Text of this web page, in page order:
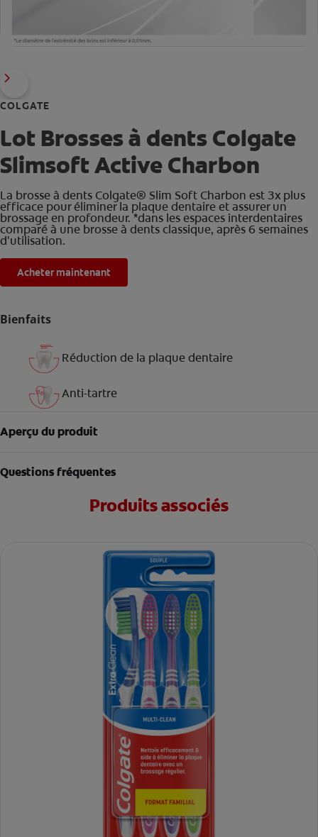
COLGATE
Lot Brosses à dents Colgate
Slimsoft Active Charbon
La brosse à dents Colgate® Slim Soft Charbon est 3x plus
efficace pour éliminer la plaque dentaire et assurer un
brossage en profondeur. *dans les espaces interdentaires
comparé à une brosse à dents classique, après 6 semaines
d'utilisation.
Acheter maintenant
Bienfaits
Réduction de la plaque dentaire
Anti-tartre
Aperçu du produit
Questions fréquentes
Produits associés